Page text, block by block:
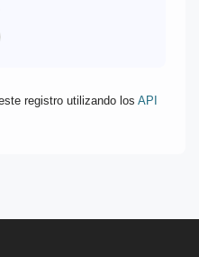
registro utilizando los API